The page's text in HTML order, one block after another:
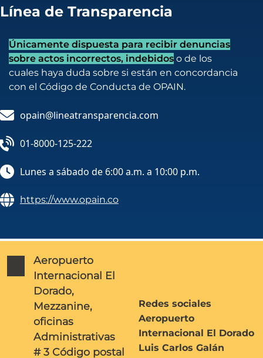
Línea de Transparencia
Únicamente dispuesta para recibir denuncias
sobre actos incorrectos, indebidos o de los
cuales haya duda sobre si están en concordancia
con el Código de Conducta de OPAIN.
opain@lineatransparencia.com
01-8000-125-222
Lunes a sábado de 6:00 a.m. a 10:00 p.m.
https://www.opain.co
Aeropuerto
Internacional El
Dorado,
Mezzanine,
oficinas
Administrativas
# 3 Código postal
Redes sociales
Aeropuerto
Internacional El Dorado
Luis Carlos Galán